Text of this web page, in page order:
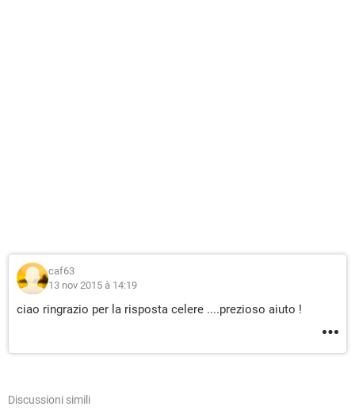
caf63
13 nov 2015 à 14:19
ciao ringrazio per la risposta celere ....prezioso aiuto !
Discussioni simili